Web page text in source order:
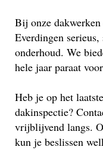
Bij onze
Everdingen
onderhoud. We
hele jaar paraat
Heb je op het
dakinspectie?
vrijblijvend langs.
kun je beslissen